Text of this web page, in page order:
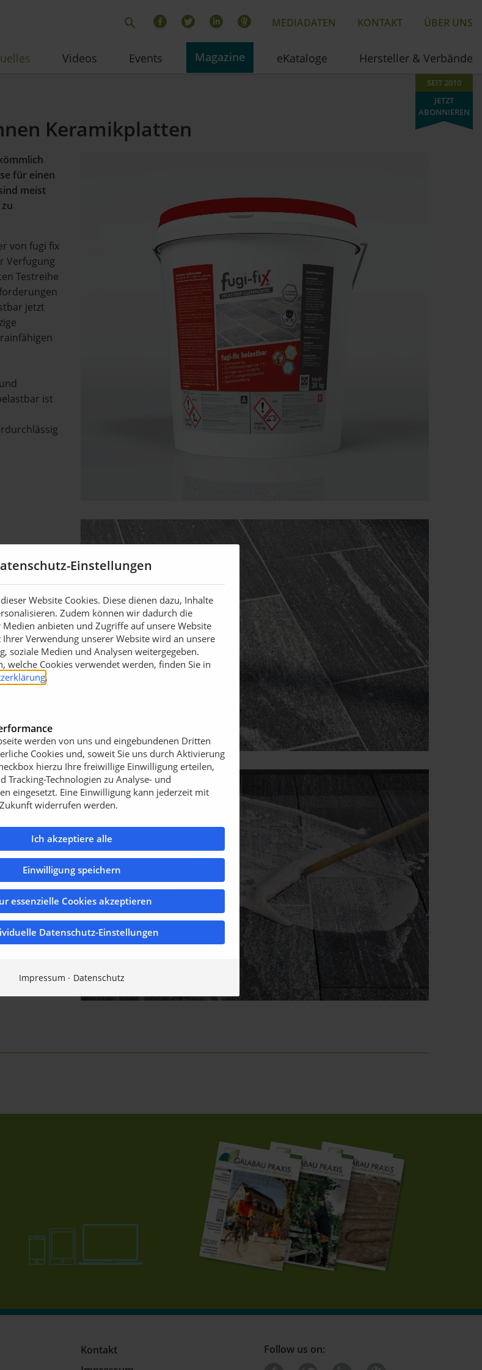
MEDIADATEN KONTAKT ÜBER UNS
Videos Events Magazine eKataloge Hersteller & Verbände
SEIT 2010
JETZT
ABONNIEREN
Keramikplatten
für einen
meist
von fugi fix
Verfugung
Testreihe
jetzt
ist
Kontakt
Follow us on:
Einstellungen
Website Cookies. Diese dienen dazu, Inhalte
Zudem können wir dadurch die
anbieten und Zugriffe auf unsere Website
Verwendung unserer Website wird an unsere
soziale Medien und Analysen weitergegeben.
welche Cookies verwendet werden, finden Sie in
.
werden von uns und eingebundenen Dritten
Cookies und, soweit Sie uns durch Aktivierung
hierzu Ihre freiwillige Einwilligung erteilen,
Tracking-Technologien zu Analyse- und
eingesetzt. Eine Einwilligung kann jederzeit mit
widerrufen werden.
Ich akzeptiere alle
Einwilligung speichern
essenzielle Cookies akzeptieren
Datenschutz-Einstellungen
Impressum Datenschutz